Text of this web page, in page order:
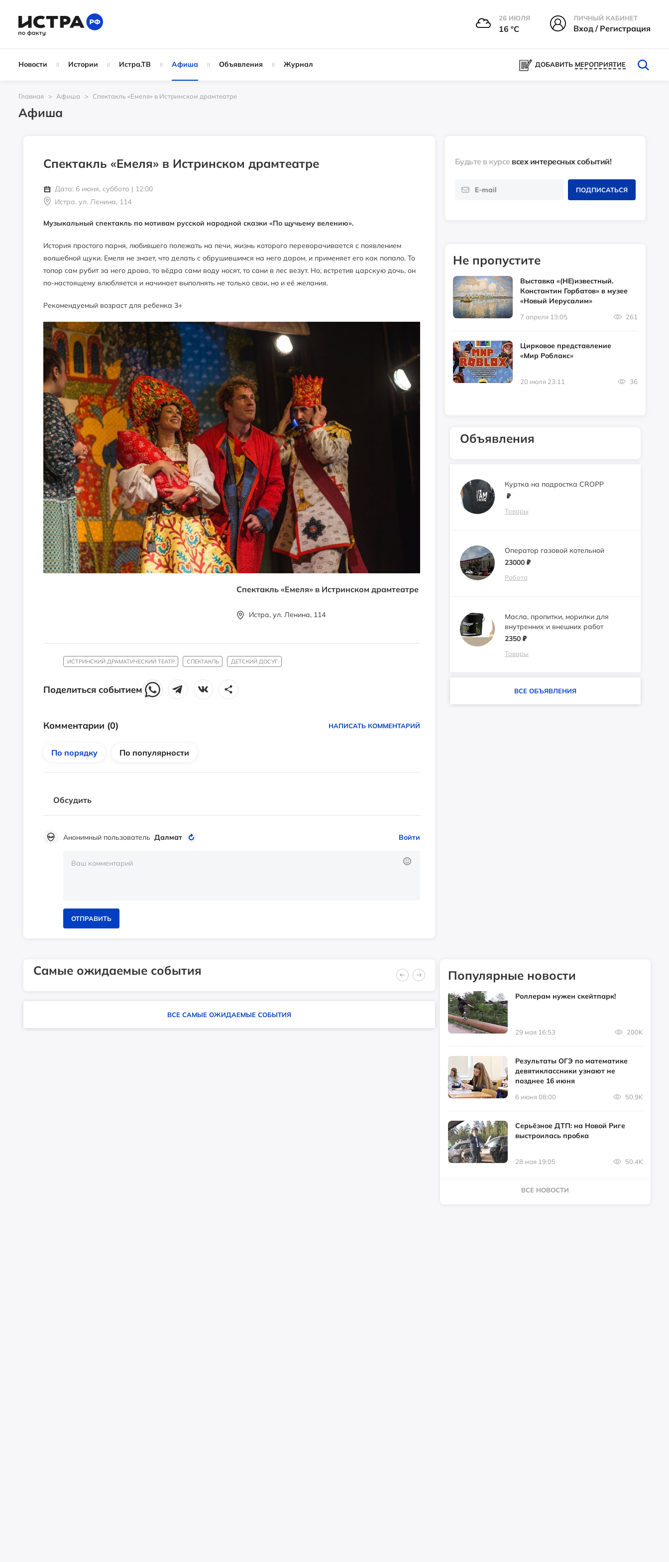
26 ИЮЛЯ
16 °С
ЛИЧНЫЙ КАБИНЕТ
Вход / Регистрация
Новости Истории Истра.ТВ Афиша Объявления Журнал ДОБАВИТЬ МЕРОПРИЯТИЕ
Главная Афиша Спектакль «Емеля» в Истринском драмтеатре
Афиша
Спектакль «Емеля» в Истринском драмтеатре
Дата: 6 июня, суббота | 12:00
Истра, ул. Ленина, 114
Музыкальный спектакль по мотивам русской народной сказки «По щучьему велению».
История простого парня, любившего полежать на печи, жизнь которого переворачивается с появлением
волшебной щуки. Емеля не знает, что делать с обрушившимся на него даром, и применяет его как попало. То
топор сам рубит за него дрова, то вёдра сами воду носят, то сани в лес везут. Но, встретив царскую дочь, он
по-настоящему влюбляется и начинает выполнять не только свои, но и её желания.
Рекомендуемый возраст для ребенка 3+
Спектакль «Емеля» в Истринском драмтеатре
Истра, ул. Ленина, 114
ИСТРИНСКИЙ ДРАМАТИЧЕСКИЙ ТЕАТР СПЕКТАКЛЬ ДЕТСКИЙ ДОСУГ
Поделиться событием
Комментарии (0) НАПИСАТЬ КОММЕНТАРИЙ
По порядку По популярности
Обсудить
Анонимный пользователь Далмат Войти
ОТПРАВИТЬ
Будьте в курсе всех интересных событий!
ПОДПИСАТЬСЯ
Не пропустите
Выставка «(НЕ)известный.
Константин Горбатов» в музее
«Новый Иерусалим»
7 апреля 13:05 261
Цирковое представление
«Мир Роблакс»
20 июля 23:11 36
Объявления
Куртка на подростка CROPP
₽
Товары
Оператор газовой котельной
23000 ₽
Работа
Масла, пропитки, морилки для
внутренних и внешних работ
2350 ₽
Товары
ВСЕ ОБЪЯВЛЕНИЯ
Самые ожидаемые события
ВСЕ САМЫЕ ОЖИДАЕМЫЕ СОБЫТИЯ
Популярные новости
Роллерам нужен скейтпарк!
29 мая 16:53 200K
Результаты ОГЭ по математике
девятиклассники узнают не
позднее 16 июня
6 июня 08:00 50.9K
Серьёзное ДТП: на Новой Риге
выстроилась пробка
28 мая 19:05 50.4K
ВСЕ НОВОСТИ